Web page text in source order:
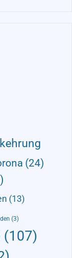
(24)
(13)
(3)
(107)